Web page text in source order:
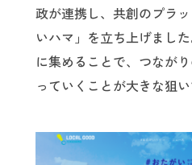
政が連携し、共創のプラ
いハマ」を立ち上げまし
に集めることで、つなが
っていくことが大きな狙い